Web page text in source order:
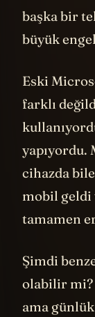
ücreti
başka bir
Eski
farklı
cihazda
mobil geldi
Şimdi
olabilir mi?